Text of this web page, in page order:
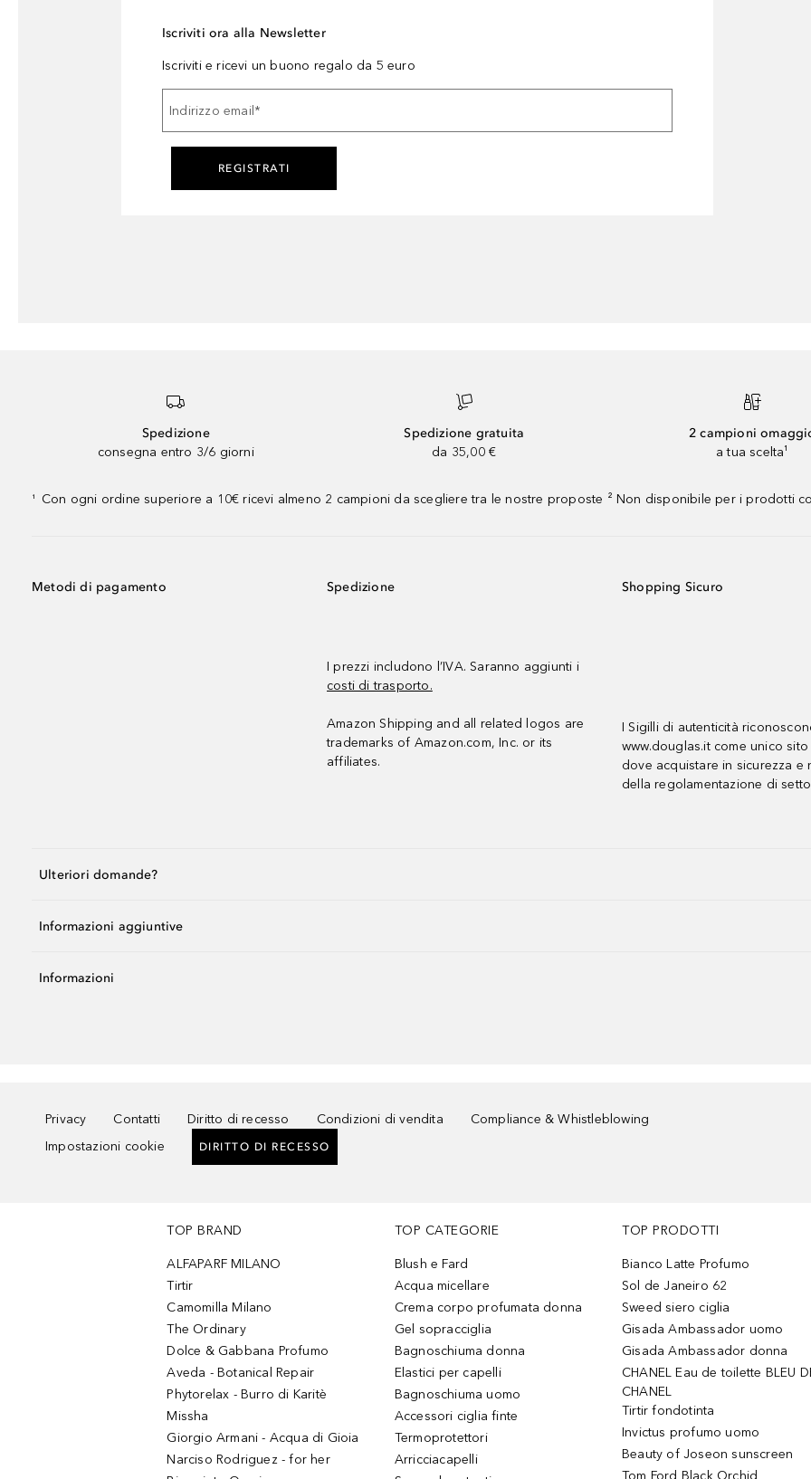
Iscriviti ora alla Newsletter
Iscriviti e ricevi un buono regalo da 5 euro
Indirizzo email *
REGISTRATI
Spedizione
consegna entro 3/6 giorni
Spedizione gratuita
da 35,00 €
2 campioni
a tua scelta¹
¹ Con ogni ordine superiore a 10€ ricevi almeno 2 campioni da scegliere tra le nostre proposte ² Non disponibile per i prodotti
Metodi di pagamento Spedizione
I prezzi includono l’IVA. Saranno aggiunti i
costi di trasporto.
Amazon Shipping and all related logos are
trademarks of Amazon.com, Inc. or its
affiliates.
Shopping Sicuro
I Sigilli di autenticità
www.douglas.it come unico
dove acquistare in sicurezza e
della regolamentazione di
Ulteriori domande?
Informazioni aggiuntive
Informazioni
Privacy Contatti Diritto di recesso Condizioni di vendita
Compliance & Whistleblowing
Impostazioni cookie
DIRITTO DI RECESSO
TOP BRAND
ALFAPARF MILANO
Tirtir
Camomilla Milano
The Ordinary
Dolce & Gabbana Profumo
Aveda - Botanical Repair
Phytorelax - Burro di Karitè
Missha
Giorgio Armani - Acqua di Gioia
Narciso Rodriguez - for her
TOP CATEGORIE
Blush e Fard
Acqua micellare
Crema corpo profumata donna
Gel sopracciglia
Bagnoschiuma donna
Elastici per capelli
Bagnoschiuma uomo
Accessori ciglia finte
Termoprotettori
Arricciacapelli
TOP PRODOTTI
Bianco Latte Profumo
Sol de Janeiro 62
Sweed siero ciglia
Gisada Ambassador uomo
Gisada Ambassador donna
CHANEL Eau de toilette BLEU
CHANEL
Tirtir fondotinta
Invictus profumo uomo
Beauty of Joseon sunscreen
Tom Ford Black Orchid